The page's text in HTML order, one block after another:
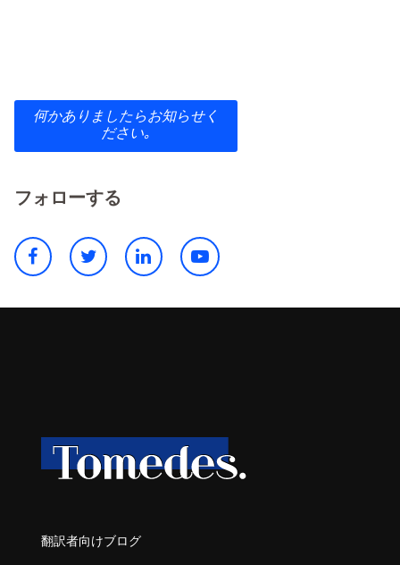
何かありましたらお知らせく
ださい｡
フォローする
翻訳者向けブログ